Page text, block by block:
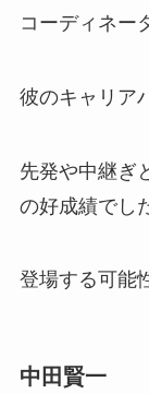
コーディネー
彼のキャリア
先発や中継ぎ
の好成績でし
登場する可能
中田賢一